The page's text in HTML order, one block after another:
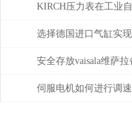
的定位功能？
KIRCH压力表在工业
的角色与价值
选择德国进口气缸实
制和动力传输
安全存放vaisala维萨
法，赶紧收藏！
伺服电机如何进行调